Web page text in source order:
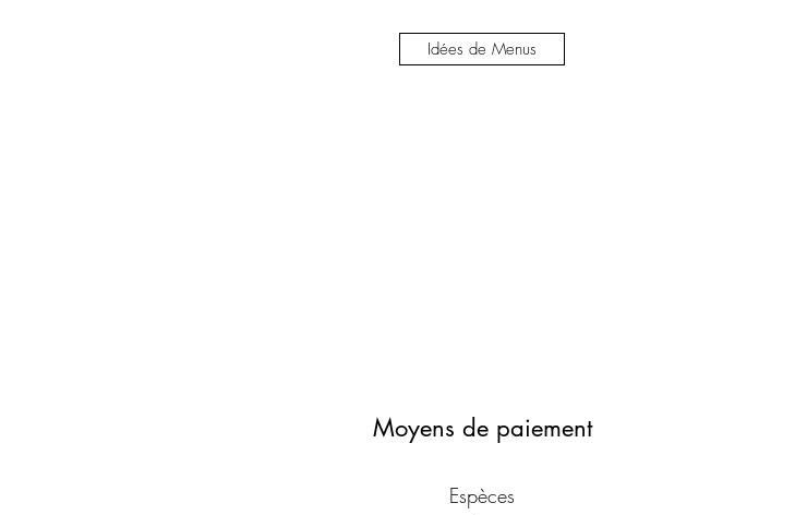
Idées de Menus
Moyens de paiement
Espèces